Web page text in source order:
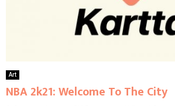
Art
NBA 2k21: Welcome To The City